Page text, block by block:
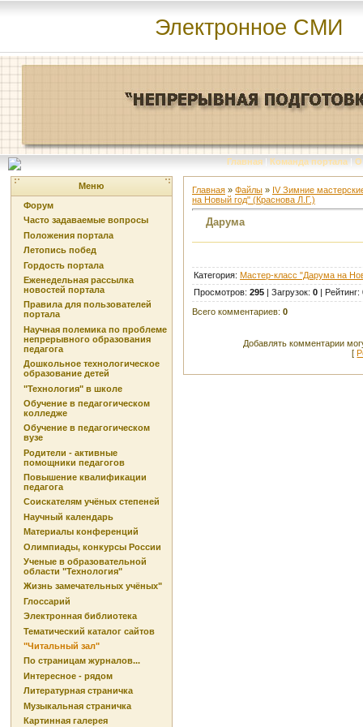
Электронное СМИ
Главная | Команда портала | О
Меню
Форум
Часто задаваемые вопросы
Положения портала
Летопись побед
Гордость портала
Еженедельная рассылка
новостей портала
Правила для пользователей
портала
Научная полемика по проблеме
непрерывного образования
педагога
Дошкольное технологическое
образование детей
"Технология" в школе
Обучение в педагогическом
колледже
Обучение в педагогическом
вузе
Родители - активные
помощники педагогов
Повышение квалификации
педагога
Соискателям учёных степеней
Научный календарь
Материалы конференций
Олимпиады, конкурсы России
Ученые в образовательной
области "Технология"
Жизнь замечательных учёных"
Глоссарий
Электронная библиотека
Тематический каталог сайтов
"Читальный зал"
По страницам журналов...
Интересное - рядом
Литературная страничка
Музыкальная страничка
Картинная галерея
Главная » Файлы » IV Зимние
на Новый год" (Краснова Л.Г.)
Дарума
Категория: Мастер-класс "Дарума на
Просмотров: 295 | Загрузок: 0 | Рейтинг:
Всего комментариев: 0
Добавлять комментарии
[